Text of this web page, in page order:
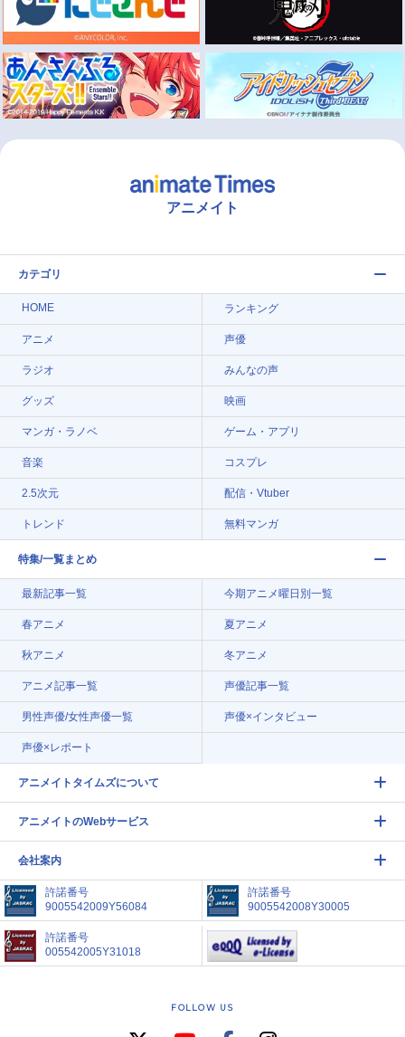
アニメイト
カテゴリ
HOME ランキング
アニメ 声優
ラジオ みんなの声
グッズ 映画
マンガ・ラノベ ゲーム・アプリ
音楽 コスプレ
2.5次元 配信・Vtuber
トレンド 無料マンガ
特集/一覧まとめ
最新記事一覧 今期アニメ曜日別一覧
春アニメ 夏アニメ
秋アニメ 冬アニメ
アニメ記事一覧 声優記事一覧
男性声優/女性声優一覧 声優×インタビュー
声優×レポート
アニメイトタイムズについて
アニメイトのWebサービス
会社案内
許諾番号
9005542009Y56084
許諾番号
9005542008Y30005
許諾番号
005542005Y31018
FOLLOW US